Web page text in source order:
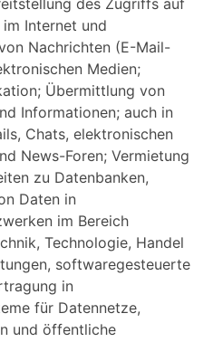
des Zugriffs auf
Internet und
Nachrichten (E-Mail-
Medien;
Übermittlung von
Informationen; auch in
Chats, elektronischen
News-Foren; Vermietung
zu Datenbanken,
Daten in
im Bereich
Technologie, Handel
softwaregesteuerte
in
für Datennetze,
und öffentliche